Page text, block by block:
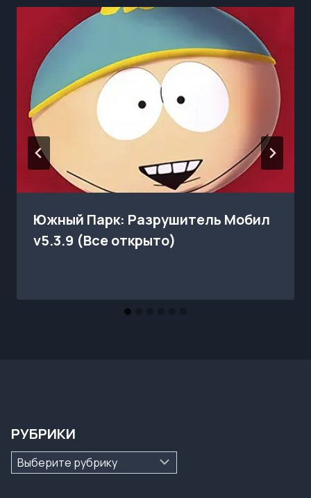
Южный Парк: Разрушитель Мобил
v5.3.9 (Все открыто)
РУБРИКИ
Рубрики